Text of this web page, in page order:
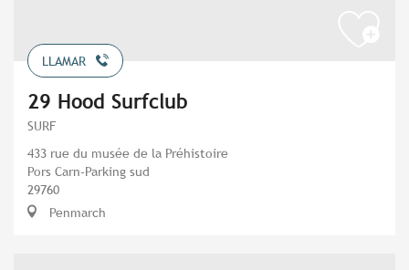
LLAMAR
29 Hood Surfclub
SURF
433 rue du musée de la Préhistoire
Pors Carn-Parking sud
29760
Penmarch